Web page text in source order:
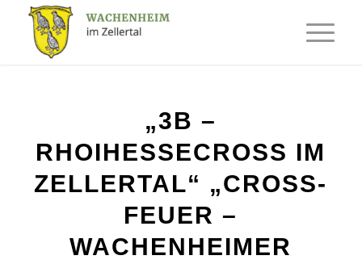
„3B –
RHOIHESSECROSS IM
ZELLERTAL“ „CROSS-
FEUER –
WACHENHEIMER